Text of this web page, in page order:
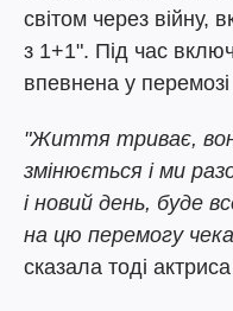
світом через війну,
з 1+1". Під час
впевнена у перемозі
"Життя триває,
змінюється і ми
і новий день, буде
на цю перемогу
сказала тоді